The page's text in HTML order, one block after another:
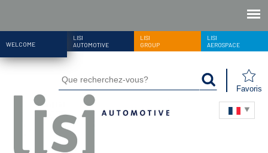
WELCOME
LISI
AUTOMOTIVE
LISI
GROUP
LISI
AEROSPACE
Favoris